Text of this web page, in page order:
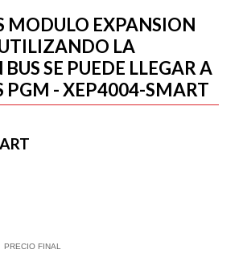
MODULO EXPANSION
LA
SE PUEDE LLEGAR A
PGM - XEP4004-SMART
PRECIO FINAL